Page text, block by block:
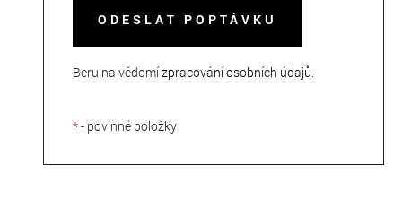
ODESLAT POPTÁVKU
Beru na vědomízpracování osobních údajů.
*- povinné položky